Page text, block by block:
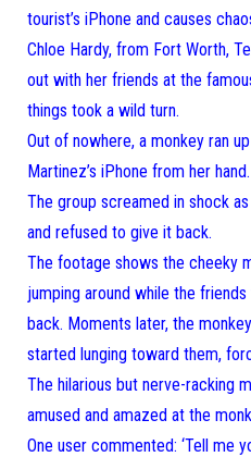
tourist’s iPhone and causes
Chloe Hardy, from Fort Worth,
out with her friends at the
things took a wild turn.
Out of nowhere, a monkey ran
Martinez’s iPhone from her hand.
The group screamed in shock
and refused to give it back.
The footage shows the cheeky
jumping around while the
back. Moments later, the
started lunging toward them,
The hilarious but nerve-racking
amused and amazed at the
One user commented: ‘Tell me